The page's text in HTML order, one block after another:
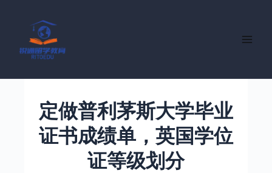
定做普利茅斯大学毕业
证书成绩单，英国学位
证等级划分